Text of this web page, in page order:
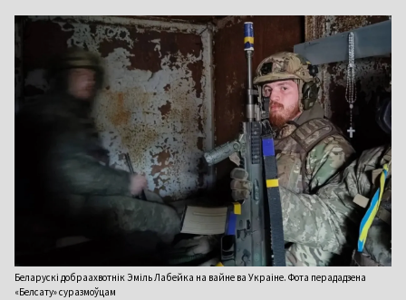
Беларускі добраахвотнік Эміль Лабейка на вайне ва Украіне. Фота перададзена
«Белсату» суразмоўцам